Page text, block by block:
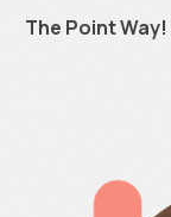
The Point Way!